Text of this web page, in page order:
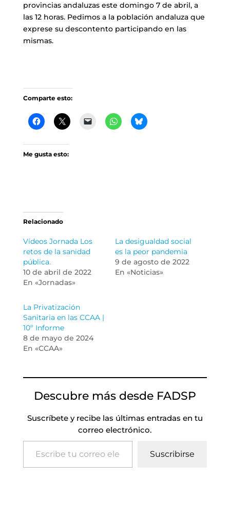
provincias andaluzas este domingo 7 de abril, a
las 12 horas. Pedimos a la población andaluza que
exprese su descontento participando en las
mismas.
Comparte esto:
Me gusta esto:
Relacionado
Vídeos Jornada Los
retos de la sanidad
pública.
10 de abril de 2022
En «Jornadas»
La desigualdad social
es la peor pandemia
9 de agosto de 2022
En «Noticias»
La Privatización
Sanitaria en las CCAA |
10º Informe
8 de mayo de 2024
En «CCAA»
Descubre más desde FADSP
Suscríbete y recibe las últimas entradas en tu
correo electrónico.
Escribe tu correo electrónico…
Suscribirse